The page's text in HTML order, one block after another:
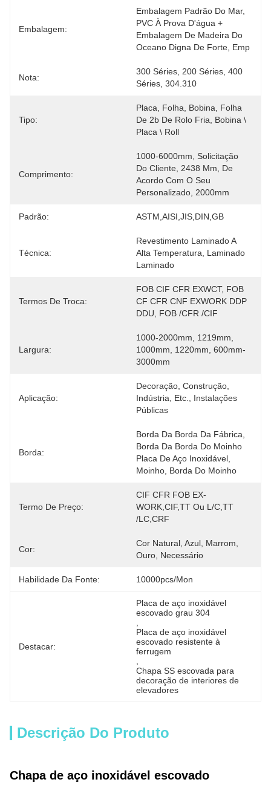
Embalagem:
Embalagem Padrão Do Mar,
PVC À Prova D'água +
Embalagem De Madeira Do
Oceano Digna De Forte, Emp
Nota:
300 Séries, 200 Séries, 400
Séries, 304.310
Tipo:
Placa, Folha, Bobina, Folha
De 2b De Rolo Fria, Bobina \
Placa \ Roll
Comprimento:
1000-6000mm, Solicitação
Do Cliente, 2438 Mm, De
Acordo Com O Seu
Personalizado, 2000mm
Padrão: ASTM,AISI,JIS,DIN,GB
Técnica:
Revestimento Laminado A
Alta Temperatura, Laminado
Laminado
Termos De Troca:
FOB CIF CFR EXWCT, FOB
CF CFR CNF EXWORK DDP
DDU, FOB /CFR /CIF
Largura:
1000-2000mm, 1219mm,
1000mm, 1220mm, 600mm-
3000mm
Aplicação:
Decoração, Construção,
Indústria, Etc., Instalações
Públicas
Borda:
Borda Da Borda Da Fábrica,
Borda Da Borda Do Moinho
Placa De Aço Inoxidável,
Moinho, Borda Do Moinho
Termo De Preço:
CIF CFR FOB EX-
WORK,CIF,TT Ou L/C,TT
/LC,CRF
Cor:
Cor Natural, Azul, Marrom,
Ouro, Necessário
Habilidade Da Fonte: 10000pcs/mon
Destacar:
Placa de aço inoxidável
escovado grau 304
Placa de aço inoxidável
escovado resistente à
ferrugem
Chapa SS escovada para
decoração de interiores de
elevadores
Descrição Do Produto
Chapa de aço inoxidável escovado